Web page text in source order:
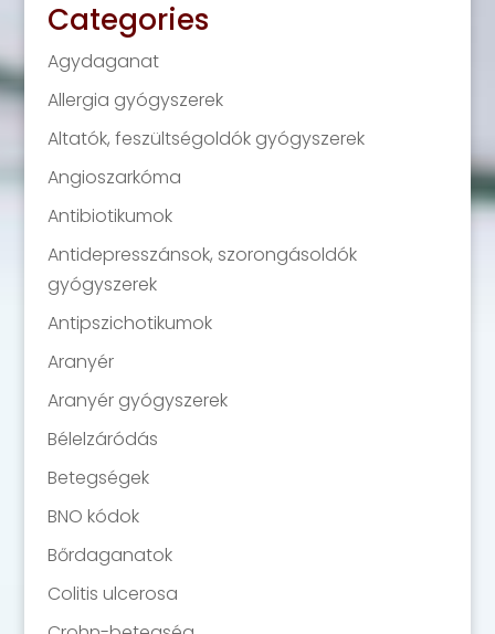
Categories
Agydaganat
Allergia gyógyszerek
Altatók, feszültségoldók gyógyszerek
Angioszarkóma
Antibiotikumok
Antidepresszánsok, szorongásoldók
gyógyszerek
Antipszichotikumok
Aranyér
Aranyér gyógyszerek
Bélelzáródás
Betegségek
BNO kódok
Bőrdaganatok
Colitis ulcerosa